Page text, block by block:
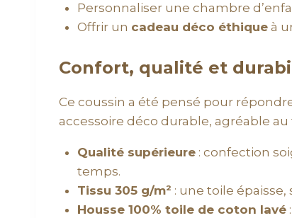
Personnaliser une chambre
Offrir un cadeau déco éthiqueà
Confort, qualité et
Ce coussin a été pensé pour
accessoire déco durable, agréable
Qualité supérieure: confection
temps.
Tissu 305 g/m² : une toile
Housse 100% toile de coton lavé